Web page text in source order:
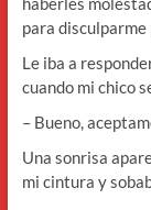
para
Le iba a
cuando mi chico
– Bueno,
Una sonrisa
mi cintura y